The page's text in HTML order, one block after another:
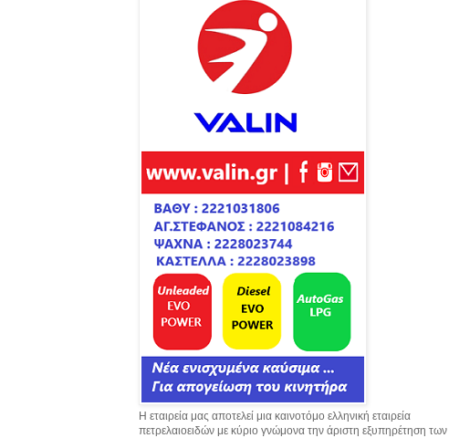
Η εταιρεία μας αποτελεί μια καινοτόμο ελληνική εταιρεία
πετρελαιοειδών με κύριο γνώμονα την άριστη εξυπηρέτηση των